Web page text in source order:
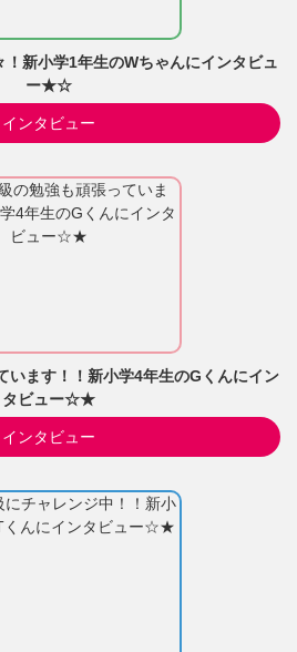
新小学1年生のWちゃんにインタビュ
ー★☆
インタビュー
います！！新小学4年生のGくんにイン
タビュー☆★
インタビュー